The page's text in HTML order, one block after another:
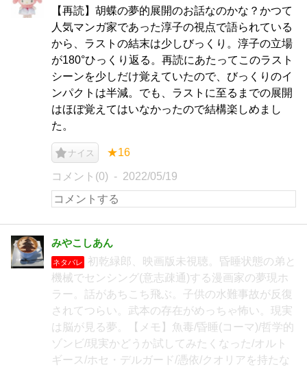
【再読】胡蝶の夢的展開のお話なのかな？かつて
人気マンガ家であった淳子の視点で語られている
から、ラストの結末は少しびっくり。淳子の立場
が180°ひっくり返る。再読にあたってこのラスト
シーンを少しだけ覚えていたので、びっくりのイ
ンパクトは半減。でも、ラストに至るまでの展開
はほぼ覚えてはいなかったので結構楽しめまし
た。
ナイス ★16
コメント(0) 2022/05/19
みやこしあん
ネタバレ
初乾緑郎、映画版未視聴。昏睡状態の弟と
機械でセンシング(意志疎通)する漫画家の夢現ホ
ラー。話があちこち飛ぶ。子供の水難事故が反復
されてつらい。武本の存在がめっちゃ怖い。現実
は脳が見る夢。【メモ】魚毒/昏睡(コーマ)/哲学的
ゾンビ/現実かどうか試してみたくなった/オルト
ギース/ホセ・デルガード/憑依/クオリアを持たな